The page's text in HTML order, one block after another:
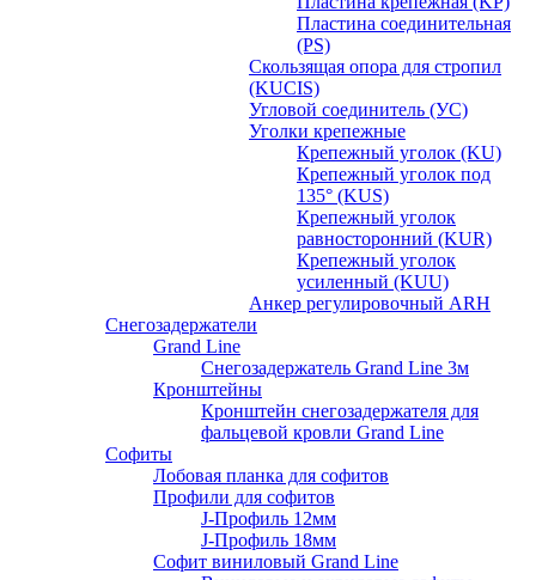
Пластина соединительная
(PS)
Скользящая опора для стропил
(KUCIS)
Угловой соединитель (УС)
Уголки крепежныe
Крепежный уголок (KU)
Крепежный уголок под
135° (KUS)
Крепежный уголок
равносторонний (KUR)
Крепежный уголок
усиленный (KUU)
Анкер регулировочный ARH
Снегозадержатели
Grand Line
Снегозадержатель Grand Line 3м
Кронштейны
Кронштейн снегозадержателя для
фальцевой кровли Grand Line
Софиты
Лобовая планка для софитов
Профили для софитов
J-Профиль 12мм
J-Профиль 18мм
Софит виниловый Grand Line